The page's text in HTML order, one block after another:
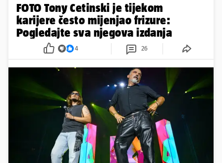
FOTO Tony Cetinski je tijekom
karijere često mijenjao frizure:
Pogledajte sva njegova izdanja
4 26